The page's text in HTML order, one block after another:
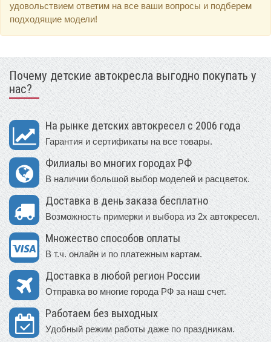
удовольствием ответим на все ваши вопросы и подберем
подходящие модели!
Почему детские автокресла выгодно покупать у
нас?
На рынке детских автокресел с 2006 года
Гарантия и сертификаты на все товары.
Филиалы во многих городах РФ
В наличии большой выбор моделей и расцветок.
Доставка в день заказа бесплатно
Возможность примерки и выбора из 2х автокресел.
Множество способов оплаты
В т.ч. онлайн и по платежным картам.
Доставка в любой регион России
Отправка во многие города РФ за наш счет.
Работаем без выходных
Удобный режим работы даже по праздникам.